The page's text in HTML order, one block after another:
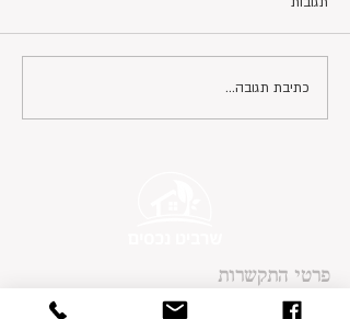
כתיבת תגובה...
פרטי התקשרות